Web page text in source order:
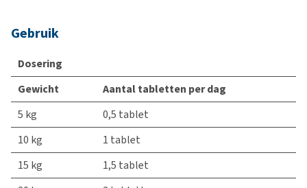
Gebruik
Dosering
Gewicht
Aantal tabletten per dag
5 kg
0,5 tablet
10 kg
1 tablet
15 kg
1,5 tablet